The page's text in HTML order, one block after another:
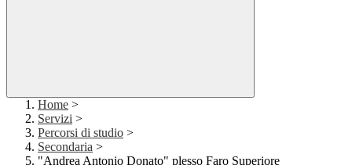
Home >
Servizi >
Percorsi di studio >
Secondaria >
"Andrea Antonio Donato" plesso Faro Superiore